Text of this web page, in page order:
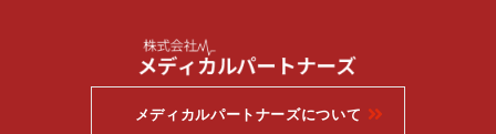
メディカルパートナーズについて